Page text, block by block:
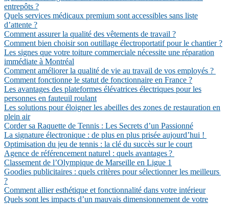
entrepôts ?
Quels services médicaux premium sont accessibles sans liste
d’attente ?
Comment assurer la qualité des vêtements de travail ?
Comment bien choisir son outillage électroportatif pour le chantier ?
Les signes que votre toiture commerciale nécessite une réparation
immédiate à Montréal
Comment améliorer la qualité de vie au travail de vos employés ?
Comment fonctionne le statut de fonctionnaire en France ?
Les avantages des plateformes élévatrices électriques pour les
personnes en fauteuil roulant
Les solutions pour éloigner les abeilles des zones de restauration en
plein air
Corder sa Raquette de Tennis : Les Secrets d’un Passionné
La signature électronique : de plus en plus prisée aujourd’hui !
Optimisation du jeu de tennis : la clé du succès sur le court
Agence de référencement naturel : quels avantages ?
Classement de l’Olympique de Marseille en Ligue 1
Goodies publicitaires : quels critères pour sélectionner les meilleurs
?
Comment allier esthétique et fonctionnalité dans votre intérieur
Quels sont les impacts d’un mauvais dimensionnement de votre